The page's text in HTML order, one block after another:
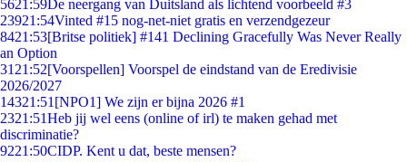
5621:59De neergang van Duitsland als lichtend voorbeeld #3
23921:54Vinted #15 nog-net-niet gratis en verzendgezeur
8421:53[Britse politiek] #141 Declining Gracefully Was Never Really
an Option
31 21:52[Voorspellen] Voorspel de eindstand van de Eredivisie
2026/2027
14321:51 [NPO1] We zijn er bijna 2026 #1
2321:51Heb jij wel eens (online of irl) te maken gehad met
discriminatie?
9221:50CIDP. Kent u dat, beste mensen?